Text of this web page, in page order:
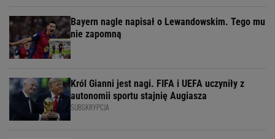
Bayern nagle napisał o Lewandowskim. Tego mu
nie zapomną
Król Gianni jest nagi. FIFA i UEFA uczyniły z
autonomii sportu stajnię Augiasza
SUBSKRYPCJA